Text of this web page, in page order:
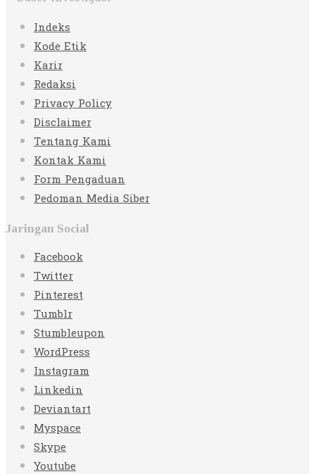
Indeks
Kode Etik
Karir
Redaksi
Privacy Policy
Disclaimer
Tentang Kami
Kontak Kami
Form Pengaduan
Pedoman Media Siber
Jaringan Social
Facebook
Twitter
Pinterest
Tumblr
Stumbleupon
WordPress
Instagram
Linkedin
Deviantart
Myspace
Skype
Youtube